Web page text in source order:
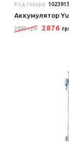
Код товара: 1023915
Аккумулятор
2880 грн 2876